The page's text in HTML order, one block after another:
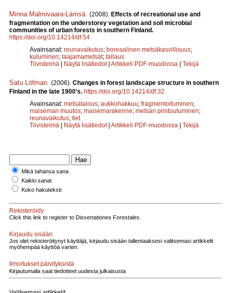
Minna Malmivaara-Lämsä (2008). Effects of recreational use and
fragmentation on the understorey vegetation and soil microbial
communities of urban forests in southern Finland.
https://doi.org/10.14214/df.54
Avainsanat: reunavaikutus; boreaalinen metsäkasvillisuus;
kuluminen; taajamametsät; tallaus
Tiivistelmä | Näytä lisätiedot | Artikkeli PDF-muodossa | Tekijä
Satu Löfman (2006). Changes in forest landscape structure in southern
Finland in the late 1900’s. https://doi.org/10.14214/df.32
Avainsanat: metsätalous; aukkohakkuu; fragmentoituminen;
maiseman muutos; maisemarakenne; metsän pirstoutuminen;
reunavaikutus; tiet
Tiivistelmä | Näytä lisätiedot | Artikkeli PDF-muodossa | Tekijä
Mikä tahansa sana
Kaikki sanat
Koko hakuteksti
Rekisteröidy
Click this link to register to Dissertationes Forestales.
Kirjaudu sisään
Jos olet rekisteröitynyt käyttäjä, kirjaudu sisään tallentaaksesi valitsemasi artikkelit
myöhempää käyttöä varten.
Ilmoitukset päivityksistä
Kirjautumalla saat tiedotteet uudesta julkaisusta